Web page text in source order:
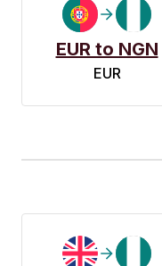
EUR to NGN
EUR